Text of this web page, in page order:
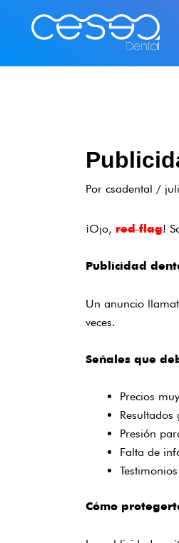
Por csadental /
¡Ojo, red flag!
Publicidad
Un anuncio
veces.
Señales que
Precios
Presión
Falta de
Cómo